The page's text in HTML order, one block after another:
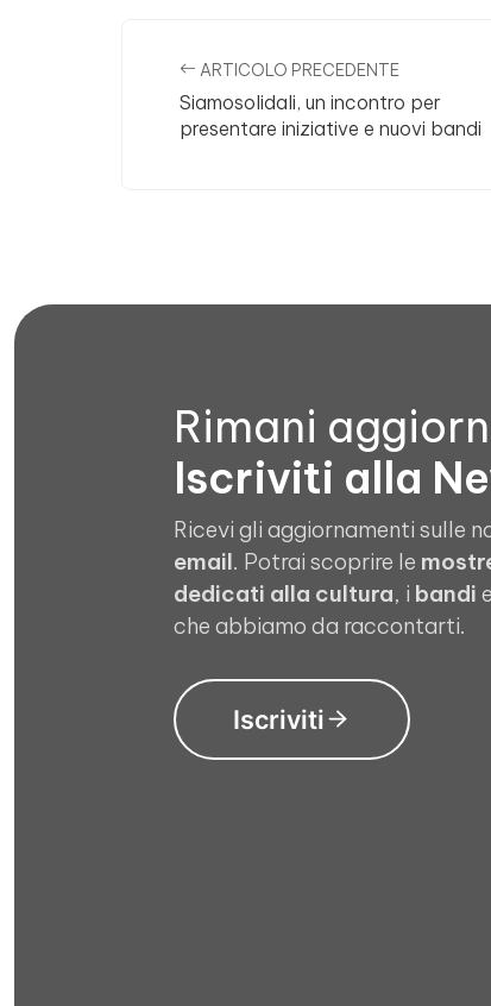
ARTICOLO PRECEDENTE
Siamosolidali, un incontro per
presentare iniziative e nuovi bandi
Rimani
Iscriviti alla
Ricevi gli aggiornamenti sulle
email. Potrai scoprire le
dedicati alla cultura, i bandi
che abbiamo da raccontarti.
Iscriviti